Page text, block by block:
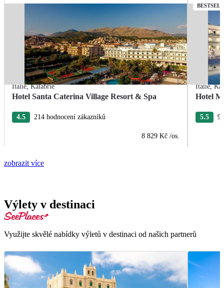
Itálie,Kalábrie
Hotel Santa Caterina Village Resort & Spa
4.5 214 hodnocení zákazníků
8 829 Kč /os.
Itálie,
Hotel
5.5
zobrazit více
Výlety v destinaci
Využijte skvělé nabídky výletů v destinaci od našich partnerů